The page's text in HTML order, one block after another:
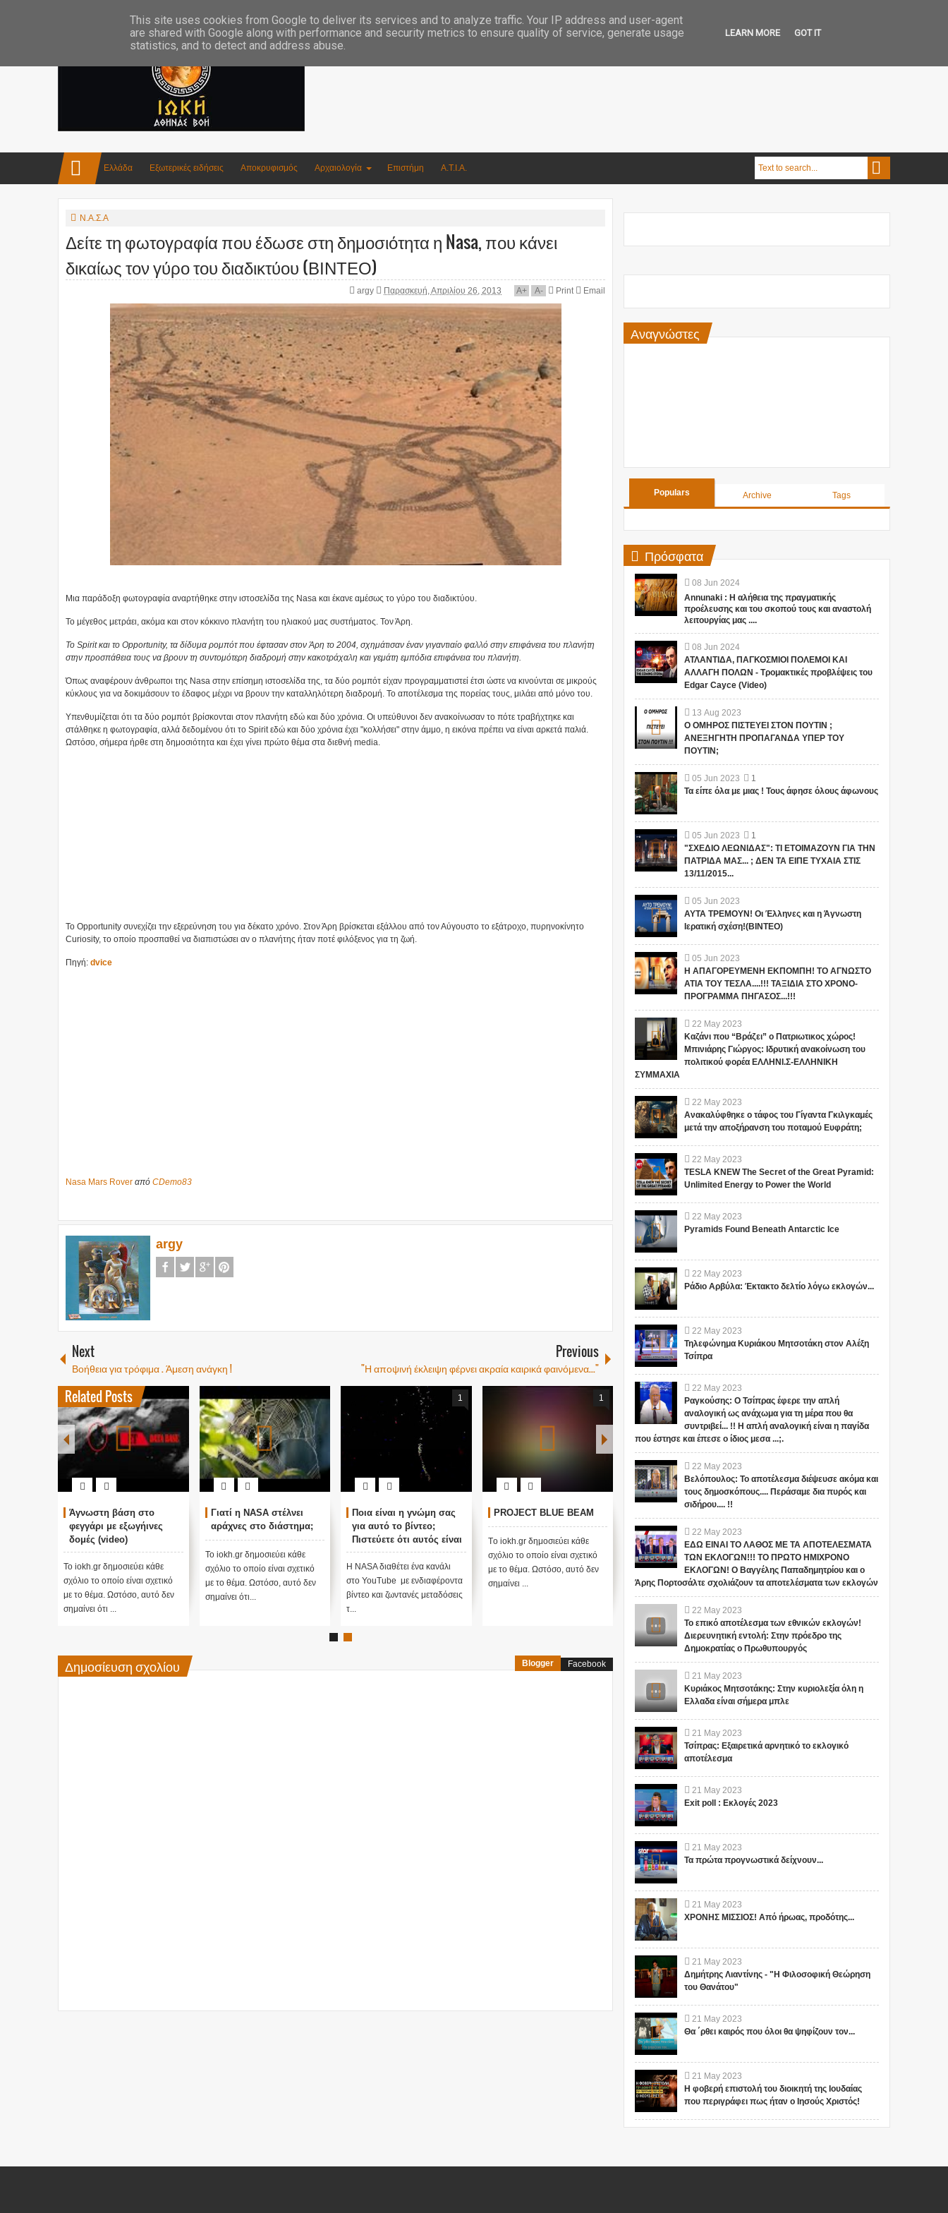
Ελλάδα Εξωτερικές ειδήσεις Αποκρυφισμός Αρχαιολογία Επιστήμη Α.Τ.Ι.Α.
Ν.Α.Σ.Α
Δείτε τη φωτογραφία που έδωσε στη δημοσιότητα η Nasa, που κάνει
δικαίως τον γύρο του διαδικτύου (ΒΙΝΤΕΟ)
argy Παρασκευή, Απριλίου 26, 2013 A+ A- Print Email
Μια παράδοξη φωτογραφία αναρτήθηκε στην ιστοσελίδα της Nasa και έκανε αμέσως το γύρο του διαδικτύου.
Το μέγεθος μετράει, ακόμα και στον κόκκινο πλανήτη του ηλιακού μας συστήματος. Τον Άρη.
Το Spirit και το Opportunity, τα δίδυμα ρομπότ που έφτασαν στον Άρη το 2004, σχημάτισαν έναν γιγαντιαίο φαλλό στην επιφάνεια του πλανήτη
στην προσπάθεια τους να βρουν τη συντομότερη διαδρομή στην κακοτράχαλη και γεμάτη εμπόδια επιφάνεια του πλανήτη.
Όπως αναφέρουν άνθρωποι της Nasa στην επίσημη ιστοσελίδα της, τα δύο ρομπότ είχαν προγραμματιστεί έτσι ώστε να κινούνται σε μικρούς
κύκλους για να δοκιμάσουν το έδαφος μέχρι να βρουν την καταλληλότερη διαδρομή. Το αποτέλεσμα της πορείας τους, μιλάει από μόνο του.
Υπενθυμίζεται ότι τα δύο ρομπότ βρίσκονται στον πλανήτη εδώ και δύο χρόνια. Οι υπεύθυνοι δεν ανακοίνωσαν το πότε τραβήχτηκε και
στάλθηκε η φωτογραφία, αλλά δεδομένου ότι το Spirit εδώ και δύο χρόνια έχει "κολλήσει" στην άμμο, η εικόνα πρέπει να είναι αρκετά παλιά.
Ωστόσο, σήμερα ήρθε στη δημοσιότητα και έχει γίνει πρώτο θέμα στα διεθνή media.
Το Opportunity συνεχίζει την εξερεύνηση του για δέκατο χρόνο. Στον Άρη βρίσκεται εξάλλου από τον Αύγουστο το εξάτροχο, πυρηνοκίνητο
Curiosity, το οποίο προσπαθεί να διαπιστώσει αν ο πλανήτης ήταν ποτέ φιλόξενος για τη ζωή.
Πηγή: dvice
Nasa Mars Rover από CDemo83
argy
Next
Βοήθεια για τρόφιμα . Άμεση ανάγκη !
Previous
"Η αποψινή έκλειψη φέρνει ακραία καιρικά φαινόμενα..."
Related Posts
Άγνωστη βάση στο
φεγγάρι με εξωγήινες
δομές (video)
Το iokh.gr δημοσιεύει κάθε
σχόλιο το οποίο είναι σχετικό
με το θέμα. Ωστόσο, αυτό δεν
σημαίνει ότι ...
Γιατί η NASA στέλνει
αράχνες στο διάστημα;
Το iokh.gr δημοσιεύει κάθε
σχόλιο το οποίο είναι σχετικό
με το θέμα. Ωστόσο, αυτό δεν
σημαίνει ότι...
1
Ποια είναι η γνώμη σας
για αυτό το βίντεο;
Πιστεύετε ότι αυτός είναι
ένας στόλος UFO που
πλησιάζει τη Γη; Αυτή
είναι η αρχή μιας
εξωγήινης εισβολής;
Η NASA διαθέτει ένα κανάλι
στο YouTube με ενδιαφέροντα
βίντεο και ζωντανές μεταδόσεις
τ...
1
PROJECT BLUE BEAM
Tο iokh.gr δημοσιεύει κάθε
σχόλιο το οποίο είναι σχετικό
με το θέμα. Ωστόσο, αυτό δεν
σημαίνει ...
Δημοσίευση σχολίου Blogger Facebook
Αναγνώστες
Populars Archive Tags
Πρόσφατα
08 Jun 2024
Annunaki : Η αλήθεια της πραγματικής
προέλευσης και του σκοπού τους και αναστολή
λειτουργίας μας ....
08 Jun 2024
ΑΤΛΑΝΤΙΔΑ, ΠΑΓΚΟΣΜΙΟΙ ΠΟΛΕΜΟΙ ΚΑΙ
ΑΛΛΑΓΗ ΠΟΛΩΝ - Τρομακτικές προβλέψεις του
Edgar Cayce (Video)
13 Aug 2023
Ο ΟΜΗΡΟΣ ΠΙΣΤΕΥΕΙ ΣΤΟΝ ΠΟΥΤΙΝ ;
ΑΝΕΞΗΓΗΤΗ ΠΡΟΠΑΓΑΝΔΑ ΥΠΕΡ ΤΟΥ
ΠΟΥΤΙΝ;
05 Jun 2023
1
Τα είπε όλα με μιας ! Τους άφησε όλους άφωνους
05 Jun 2023
1
"ΣΧΕΔΙΟ ΛΕΩΝΙΔΑΣ": ΤΙ ΕΤΟΙΜΑΖΟΥΝ ΓΙΑ ΤΗΝ
ΠΑΤΡΙΔΑ ΜΑΣ... ; ΔΕΝ ΤΑ ΕΙΠΕ ΤΥΧΑΙΑ ΣΤΙΣ
13/11/2015...
05 Jun 2023
ΑΥΤΑ ΤΡΕΜΟΥΝ! Οι Έλληνες και η Άγνωστη
Ιερατική σχέση!(ΒΙΝΤΕΟ)
05 Jun 2023
Η ΑΠΑΓΟΡΕΥΜΕΝΗ ΕΚΠΟΜΠΗ! ΤΟ ΑΓΝΩΣΤΟ
ΑΤΙΑ ΤΟΥ ΤΕΣΛΑ....!!! ΤΑΞΙΔΙΑ ΣΤΟ ΧΡΟΝΟ-
ΠΡΟΓΡΑΜΜΑ ΠΗΓΑΣΟΣ...!!!
22 May 2023
Καζάνι που “Βράζει” ο Πατριωτικος χώρος!
Μπινιάρης Γιώργος: Ιδρυτική ανακοίνωση του
πολιτικού φορέα ΕΛΛΗΝΙ.Σ-ΕΛΛΗΝΙΚΗ
ΣΥΜΜΑΧΙΑ
22 May 2023
Ανακαλύφθηκε ο τάφος του Γίγαντα Γκιλγκαμές
μετά την αποξήρανση του ποταμού Ευφράτη;
22 May 2023
TESLA KNEW The Secret of the Great Pyramid:
Unlimited Energy to Power the World
22 May 2023
Pyramids Found Beneath Antarctic Ice
22 May 2023
Ράδιο Αρβύλα: Έκτακτο δελτίο λόγω εκλογών...
22 May 2023
Τηλεφώνημα Κυριάκου Μητσοτάκη στον Αλέξη
Τσίπρα
22 May 2023
Ραγκούσης: Ο Τσίπρας έφερε την απλή
αναλογική ως ανάχωμα για τη μέρα που θα
συντριβεί... !! Η απλή αναλογική είναι η παγίδα
που έστησε και έπεσε ο ίδιος μεσα ...;.
22 May 2023
Βελόπουλος: Το αποτέλεσμα διέψευσε ακόμα και
τους δημοσκόπους.... Περάσαμε δια πυρός και
σιδήρου.... !!
22 May 2023
ΕΔΩ ΕΙΝΑΙ ΤΟ ΛΑΘΟΣ ΜΕ ΤΑ ΑΠΟΤΕΛΕΣΜΑΤΑ
ΤΩΝ ΕΚΛΟΓΩΝ!!! ΤΟ ΠΡΩΤΟ ΗΜΙΧΡΟΝΟ
ΕΚΛΟΓΩΝ! Ο Βαγγέλης Παπαδημητρίου και ο
Άρης Πορτοσάλτε σχολιάζουν τα αποτελέσματα των εκλογών
22 May 2023
Το επικό αποτέλεσμα των εθνικών εκλογών!
Διερευνητική εντολή: Στην πρόεδρο της
Δημοκρατίας ο Πρωθυπουργός
21 May 2023
Κυριάκος Μητσοτάκης: Στην κυριολεξία όλη η
Ελλαδα είναι σήμερα μπλε
21 May 2023
Τσίπρας: Εξαιρετικά αρνητικό το εκλογικό
αποτέλεσμα
21 May 2023
Exit poll : Εκλογές 2023
21 May 2023
Τα πρώτα προγνωστικά δείχνουν...
21 May 2023
ΧΡΟΝΗΣ ΜΙΣΣΙΟΣ! Από ήρωας, προδότης...
21 May 2023
Δημήτρης Λιαντίνης - "Η Φιλοσοφική Θεώρηση
του Θανάτου"
21 May 2023
Θα ΄ρθει καιρός που όλοι θα ψηφίζουν τον...
21 May 2023
Η φοβερή επιστολή του διοικητή της Ιουδαίας
που περιγράφει πως ήταν ο Ιησούς Χριστός!
This site uses cookies from Google to deliver its services and to analyze traffic. Your IP address and user-agent
are shared with Google along with performance and security metrics to ensure quality of service, generate usage
statistics, and to detect and address abuse.
LEARN MORE GOT IT